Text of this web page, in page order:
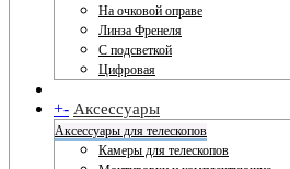
На очковой оправе
Линза Френеля
С подсветкой
Цифровая
+- Аксессуары
Аксессуары для телескопов
Камеры для телескопов